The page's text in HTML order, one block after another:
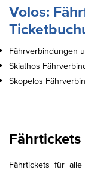
Volos:
Fährverbindungen
Skiathos
Skopelos
Fährtickets für